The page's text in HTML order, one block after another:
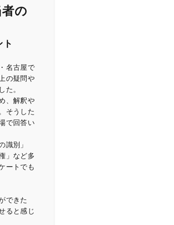
の
名古屋で
の疑問や
。
、解釈や
そうした
で回答い
別」
」など多
ートでも
できた
ると感じ